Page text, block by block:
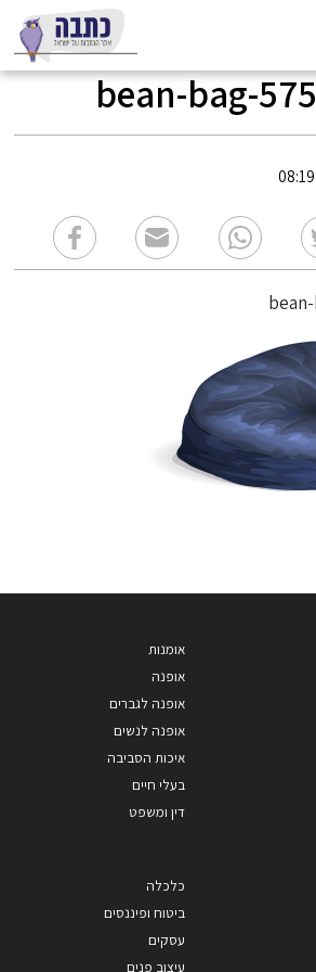
bean-bag-
אומנות
אופנה
אופנה לגברים
אופנה לנשים
איכות הסביבה
בעלי חיים
דין ומשפט
כלכלה
ביטוח ופיננסים
עסקים
עיצוב פנים